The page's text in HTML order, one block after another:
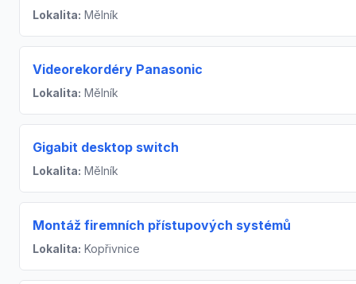
Lokalita: Mělník
Videorekordéry Panasonic
Lokalita: Mělník
Gigabit desktop switch
Lokalita: Mělník
Montáž firemních přístupových systémů
Lokalita: Kopřivnice